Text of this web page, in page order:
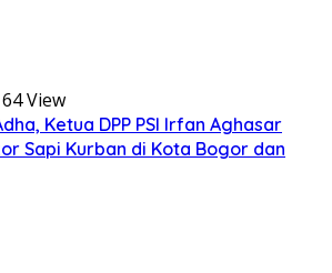
View
Ketua DPP PSI Irfan Aghasar
Sapi Kurban di Kota Bogor dan